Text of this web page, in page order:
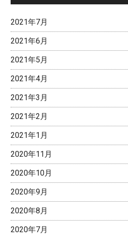
2021年7月
2021年6月
2021年5月
2021年4月
2021年3月
2021年2月
2021年1月
2020年11月
2020年10月
2020年9月
2020年8月
2020年7月